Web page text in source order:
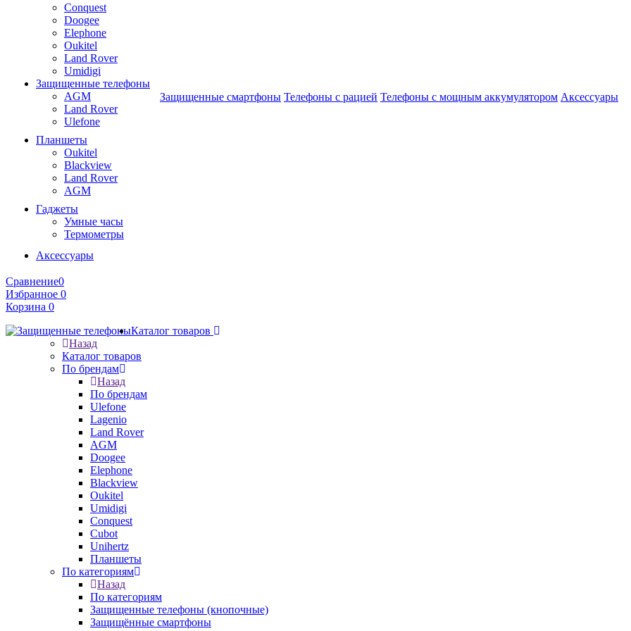
Conquest
Doogee
Elephone
Oukitel
Land Rover
Umidigi
Защищенные телефоны
AGM
Land Rover
Ulefone
Планшеты
Oukitel
Blackview
Land Rover
AGM
Гаджеты
Умные часы
Термометры
Аксессуары
Защищенные смартфоны Телефоны с рацией Телефоны с мощным аккумулятором Аксессуары
Сравнение0
Избранное 0
Корзина 0
Каталог товаров
Назад
Каталог товаров
По брендам
Назад
По брендам
Ulefone
Lagenio
Land Rover
AGM
Doogee
Elephone
Blackview
Oukitel
Umidigi
Conquest
Cubot
Unihertz
Планшеты
По категориям
Назад
По категориям
Защищенные телефоны (кнопочные)
Защищённые смартфоны